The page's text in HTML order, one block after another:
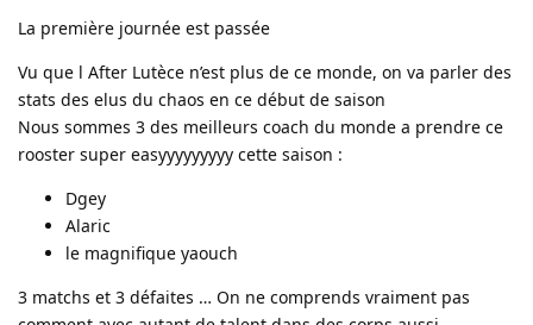
La première journée est passée
Vu que l After Lutèce n’est plus de ce monde, on va parler des
stats des elus du chaos en ce début de saison
Nous sommes 3 des meilleurs coach du monde a prendre ce
rooster super easyyyyyyyyy cette saison :
Dgey
Alaric
le magnifique yaouch
3 matchs et 3 défaites … On ne comprends vraiment pas